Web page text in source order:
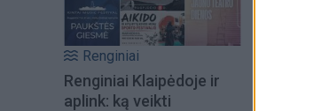
Renginiai
Renginiai Klaipėdoje ir
aplink: ką veikti